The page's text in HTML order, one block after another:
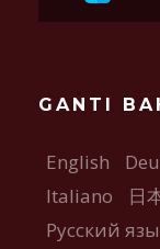
GANTI
English
Italiano
日
Русский